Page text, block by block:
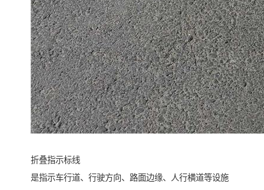
折叠指示标线
是指示车行道、行驶方向、路面边缘、人行横道等设施